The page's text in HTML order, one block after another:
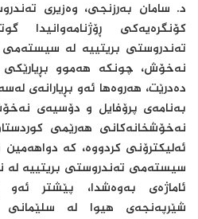
د. سامان بەرزنجی، وەزیری
کۆنگرەیەکی ڕۆژنامەوانیدا
تەندروستی بریتییە لە سیستەمی
نەخۆش، چونکە هەموو بڕیارێکی
دەدرێت، هەروەها ئەو بڕیارانەی
بەنامەی پرۆفایل و دۆسیەی
نەخۆشخانەکانی هەرێمی
ئەلیکترۆنی کردووە، کە دواهەمین
سیستەمی تەندروستی بریتییە لە
ئاماژەی بەوەشدا، پێشتر
شێرپەنجەی هیوا لە